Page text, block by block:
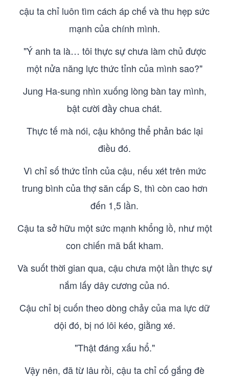
cậu ta chỉ luôn tìm cách áp chế và thu hẹp sức
mạnh của chính mình.
"Ý anh ta là… tôi thực sự chưa làm chủ được
một nửa năng lực thức tỉnh của mình sao?"
Jung Ha-sung nhìn xuống lòng bàn tay mình,
bật cười đầy chua chát.
Thực tế mà nói, cậu không thể phản bác lại
điều đó.
Vì chỉ số thức tỉnh của cậu, nếu xét trên mức
trung bình của thợ săn cấp S, thì còn cao hơn
đến 1,5 lần.
Cậu ta sở hữu một sức mạnh khổng lồ, như một
con chiến mã bất kham.
Và suốt thời gian qua, cậu chưa một lần thực sự
nắm lấy dây cương của nó.
Cậu chỉ bị cuốn theo dòng chảy của ma lực dữ
dội đó, bị nó lôi kéo, giằng xé.
"Thật đáng xấu hổ."
Vậy nên, đã từ lâu rồi, cậu ta chỉ cố gắng đè